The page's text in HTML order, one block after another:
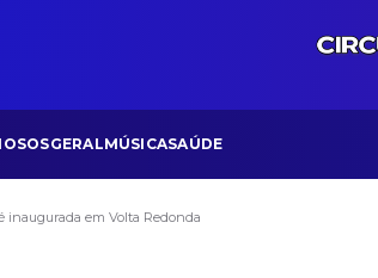
GERALMÚSICASAÚDE
inaugurada em Volta Redonda